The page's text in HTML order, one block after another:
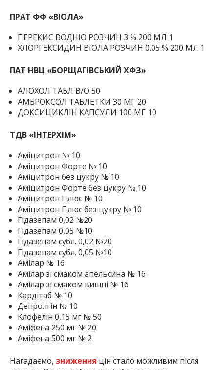
ПРАТ ФФ «ВІОЛА»
ПЕРЕКИС ВОДНЮ РОЗЧИН 3 % 200 МЛ 1
ХЛОРГЕКСИДИН ВІОЛА РОЗЧИН 0.05 % 200 МЛ 1
ПАТ НВЦ «БОРЩАГІВСЬКИЙ ХФЗ»
АЛОХОЛ ТАБЛ В/О 50
АМБРОКСОЛ ТАБЛЕТКИ 30 МГ 20
ДОКСИЦИКЛІН КАПСУЛИ 100 МГ 10
ТДВ «ІНТЕРХІМ»
Аміцитрон № 10
Аміцитрон Форте № 10
Аміцитрон без цукру № 10
Аміцитрон Форте без цукру № 10
Аміцитрон Плюс № 10
Аміцитрон Плюс без цукру № 10
Гідазепам 0,02 №20
Гідазепам 0,05 №10
Гідазепам субл. 0,02 №20
Гідазепам субл. 0,05 №10
Амілар № 16
Амілар зі смаком апельсина № 16
Амілар зі смаком вишні № 16
Кардітаб № 10
Депролгін № 10
Клофелін 0,15 мг № 50
Аміфена 250 мг № 20
Аміфена 500 мг № 2
Нагадаємо, зниження цін стало можливим після